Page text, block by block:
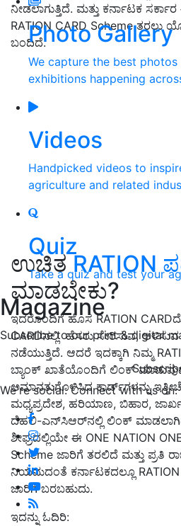
Photo Gallery
We capture the best photos
exhibitions happening
Videos
Handpicked videos to
agriculture and related
Quiz
Take a quiz and test your
Magazine
Subscribe to our print & digital
We're social. Connect with us on:
ನೀಡಲಾಗುತ್ತಿದೆ. ಮತ್ತು ಕರ್ನಾಟಕ
RATION CARD Scheme ತರಲು
ಬಂದಿದೆ.
ಉಚಿತ RATION
ಮಾಡಬೇಕು?
ಇದರೊಂದಿಗೆ ಹೊಸ RATION
CARDನಲ್ಲಿ ಹೆಸರು ಸೇರಿಸುವ,
ನಡೆಯುತ್ತಿದೆ. ಆದರೆ ಇದಕ್ಕಾಗಿ ನಿಮ್ಮ
ಬ್ಯಾಂಕ್ ಖಾತೆಯೊಂದಿಗೆ ಲಿಂಕ್
ಅಮಾನತುಗೊಳಿಸಿದ ಕಾರ್ಡ್‌ಗಳನ್ನು
ಮಧ್ಯಪ್ರದೇಶ, ಹರಿಯಾಣ, ಬಿಹಾರ,
ದೆಹಲಿ-ಎನ್‌ಸಿಆರ್‌ನಲ್ಲಿ ಲಿಂಕ್
ಶೀಘ್ರದಲ್ಲಿಯೇ ಈ ONE NATION
Scheme ಜಾರಿಗೆ ತರಲಿದೆ ಮತ್ತು ಪ್ರತಿ
ನಿಯಮದಂತೆ ಕರ್ನಾಟಕದಲ್ಲೂ
ಜಾರಿಗೆ ಬರಬಹುದು.
ಇದನ್ನು ಓದಿರಿ: